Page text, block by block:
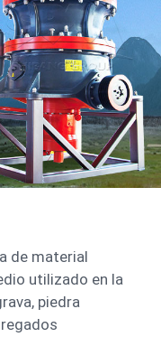
de material
utilizado en la
piedra